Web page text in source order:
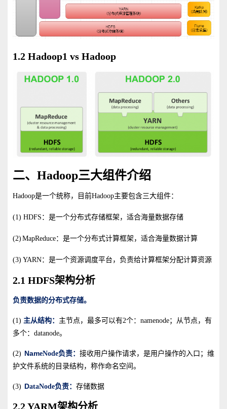
1.2 Hadoop1 vs Hadoop
二、Hadoop三大组件介绍
Hadoop是一个统称，目前Hadoop主要包含三大组件：
(1) HDFS：是一个分布式存储框架，适合海量数据存储
(2) MapReduce：是一个分布式计算框架，适合海量数据计算
(3) YARN：是一个资源调度平台，负责给计算框架分配计算资源
2.1 HDFS架构分析
负责数据的分布式存储。
(1) 主从结构： 主节点，最多可以有2个：namenode；从节点，有
多个：datanode。
(2) NameNode负责： 接收用户操作请求，是用户操作的入口；维
护文件系统的目录结构，称作命名空间。
(3) DataNode负责： 存储数据
2.2 YARM架构分析